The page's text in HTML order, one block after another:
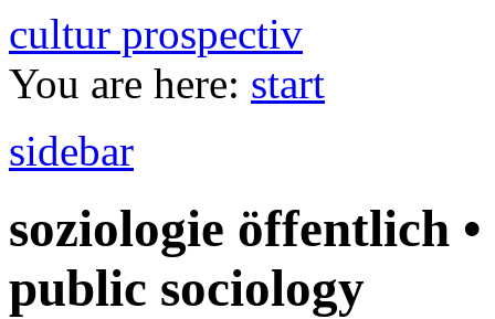
cultur prospectiv
You are here: start
sidebar
soziologie öffentlich
public sociology